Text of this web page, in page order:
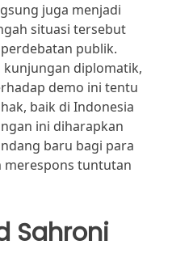
juga menjadi
situasi tersebut
publik.
kunjungan diplomatik,
demo ini tentu
baik di Indonesia
ini diharapkan
baru bagi para
merespons tuntutan
Sahroni